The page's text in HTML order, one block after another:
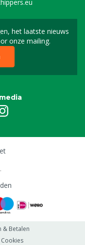
het laatste nieuws
onze mailing.
je in voor onze
& Betalen
Cookies